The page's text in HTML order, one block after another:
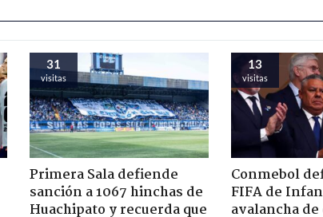
31
visitas
Primera Sala defiende
sanción a 1067 hinchas de
Huachipato y recuerda que
13
visitas
Conmebol
FIFA de
avalancha